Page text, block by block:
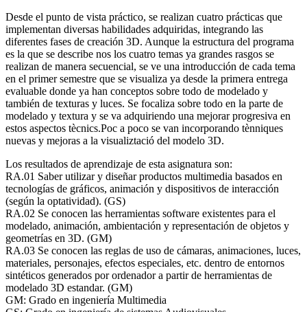
Desde el punto de vista práctico, se realizan cuatro prácticas que
implementan diversas habilidades adquiridas, integrando las
diferentes fases de creación 3D. Aunque la estructura del programa
es la que se describe nos los cuatro temas ya grandes rasgos se
realizan de manera secuencial, se ve una introducción de cada tema
en el primer semestre que se visualiza ya desde la primera entrega
evaluable donde ya han conceptos sobre todo de modelado y
también de texturas y luces. Se focaliza sobre todo en la parte de
modelado y textura y se va adquiriendo una mejorar progresiva en
estos aspectos tècnics.Poc a poco se van incorporando tènniques
nuevas y mejoras a la visualiztació del modelo 3D.
Los resultados de aprendizaje de esta asignatura son:
RA.01 Saber utilizar y diseñar productos multimedia basados en
tecnologías de gráficos, animación y dispositivos de interacción
(según la optatividad). (GS)
RA.02 Se conocen las herramientas software existentes para el
modelado, animación, ambientación y representación de objetos y
geometrías en 3D. (GM)
RA.03 Se conocen las reglas de uso de cámaras, animaciones, luces,
materiales, personajes, efectos especiales, etc. dentro de entornos
sintéticos generados por ordenador a partir de herramientas de
modelado 3D estandar. (GM)
GM: Grado en ingeniería Multimedia